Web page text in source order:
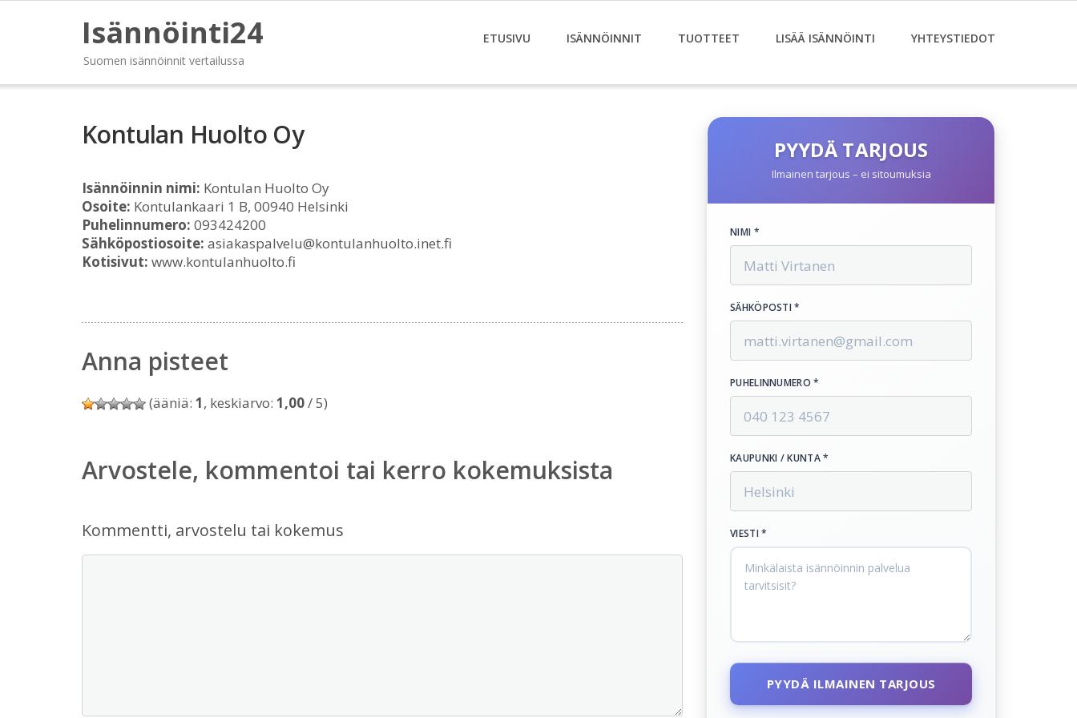
Isännöinti24
Suomen isännöinnit vertailussa
ETUSIVU ISÄNNÖINNIT TUOTTEET LISÄÄ ISÄNNÖINTI YHTEYSTIEDOT
Kontulan Huolto Oy
Isännöinnin nimi: Kontulan Huolto Oy
Osoite: Kontulankaari 1 B, 00940 Helsinki
Puhelinnumero: 093424200
Sähköpostiosoite: asiakaspalvelu@kontulanhuolto.inet.fi
Kotisivut: www.kontulanhuolto.fi
Anna pisteet
(ääniä: 1, keskiarvo: 1,00/ 5)
Arvostele, kommentoi tai kerro kokemuksista
Kommentti, arvostelu tai kokemus
PYYDÄ TARJOUS
Ilmainen tarjous – ei sitoumuksia
NIMI *
SÄHKÖPOSTI *
PUHELINNUMERO *
KAUPUNKI / KUNTA *
VIESTI *
PYYDÄ ILMAINEN TARJOUS